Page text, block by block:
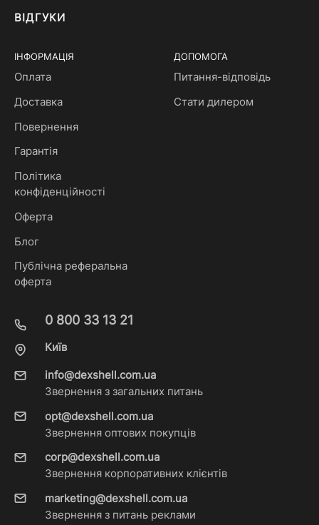
ВІДГУКИ
ІНФОРМАЦІЯ
Оплата
Доставка
Повернення
Гарантія
Політика
конфіденційності
Оферта
Блог
Публічна реферальна
оферта
ДОПОМОГА
Питання-відповідь
Стати дилером
0 800 33 13 21
Київ
info@dexshell.com.ua
Звернення з загальних питань
opt@dexshell.com.ua
Звернення оптових покупців
corp@dexshell.com.ua
Звернення корпоративних клієнтів
marketing@dexshell.com.ua
Звернення з питань реклами